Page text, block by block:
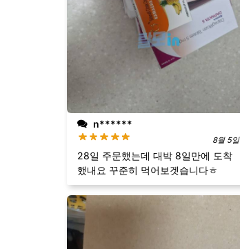
n******
8월 5일
28일 주문했는데 대박 8일만에 도착
했내요 꾸준히 먹어보겟습니다ㅎ